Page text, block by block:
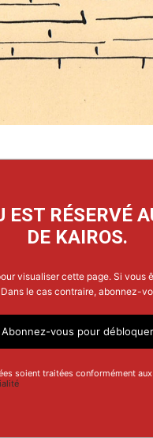
EST RÉSERVÉ
DE KAIROS.
visualiser cette page. Si vous
le cas contraire, abonnez-
Abonnez-vous pour débloquer
soient traitées conformément aux